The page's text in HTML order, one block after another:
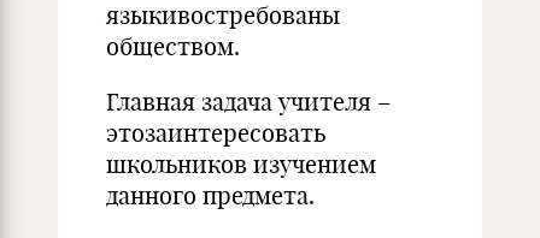
языкивостребованы
обществом.
Главная задача учителя –
этозаинтересовать
школьников изучением
данного предмета.